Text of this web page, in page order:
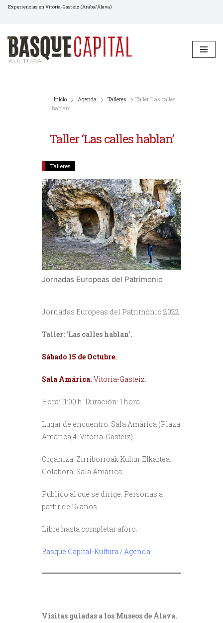
al
contenido
Experiencias en Vitoria-Gasteiz (Araba/Álava)
Inicio Agenda Talleres
Taller ‘Las calles
hablan’
Taller ‘Las calles hablan’
Talleres
Jornadas Europeas del Patrimonio
Jornadas Europeas del Patrimonio 2022.
Taller: ‘Las calles hablan’.
Sábado 15 de Octubre.
Sala Amárica. Vitoria-Gasteiz.
Hora: 11:00 h. Duración: 1 hora.
Lugar de encuentro: Sala Amárica (Plaza
Amárica,4. Vitoria-Gasteiz).
Organiza: Zirriborroak Kultur Elkartea.
Colabora: Sala Amárica.
Público al que se dirige: Personas a
partir de 16 años.
Libre hasta completar aforo.
Basque Capital-Kultura / Agenda
Visitas guiadas a los Museos de Álava.